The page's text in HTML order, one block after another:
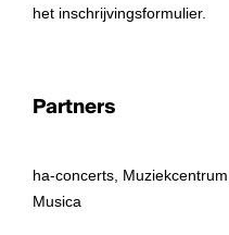
het inschrijvingsformulier.
Partners
ha-concerts,
Musica